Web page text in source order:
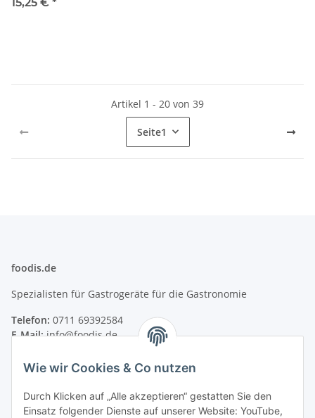
Wie wir Cookies & Co nutzen
Durch Klicken auf „Alle akzeptieren“ gestatten Sie den
Einsatz folgender Dienste auf unserer Website: YouTube,
Artikel 1 - 20 von 39
Seite1
foodis.de
Spezialisten für Gastrogeräte für die Gastronomie
Telefon: 0711 69392584
E-Mail:info@foodis.de
Adresse:
Adolf-Murthum-Straße 23
70771 Leinfelden-Echterdingen
Deutschland